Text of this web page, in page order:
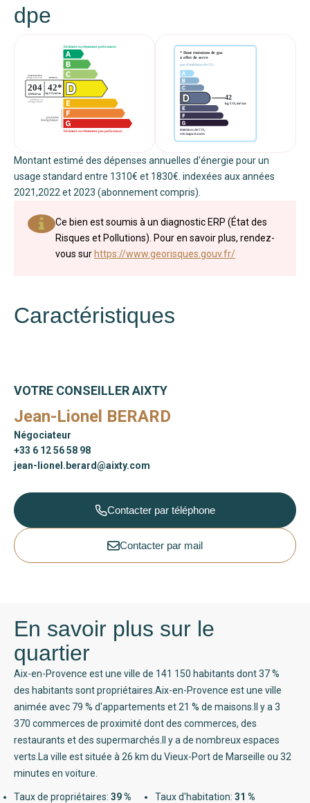
dpe
Montant estimé des dépenses annuelles d'énergie pour un
usage standard entre 1310€ et 1830€. indexées aux années
2021,2022 et 2023 (abonnement compris).
Ce bien est soumis à un diagnostic ERP (État des
Risques et Pollutions). Pour en savoir plus, rendez-
vous sur https://www.georisques.gouv.fr/
Caractéristiques
VOTRE CONSEILLER AIXTY
Jean-Lionel BERARD
Négociateur
+33 6 12 56 58 98
jean-lionel.berard@aixty.com
Contacter par téléphone
Contacter par mail
En savoir plus sur le
quartier
Aix-en-Provence est une ville de 141 150 habitants dont 37 %
des habitants sont propriétaires.Aix-en-Provence est une ville
animée avec 79 % d'appartements et 21 % de maisons.Il y a 3
370 commerces de proximité dont des commerces, des
restaurants et des supermarchés.Il y a de nombreux espaces
verts.La ville est située à 26 km du Vieux-Port de Marseille ou 32
minutes en voiture.
Taux de propriétaires: 39 % Taux d'habitation: 31 %